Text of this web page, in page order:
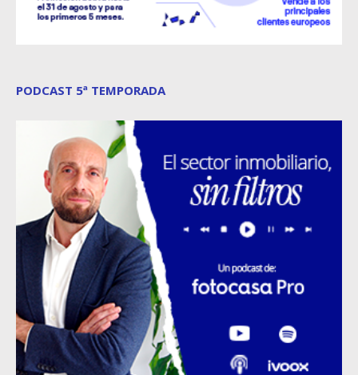
PODCAST 5ª TEMPORADA